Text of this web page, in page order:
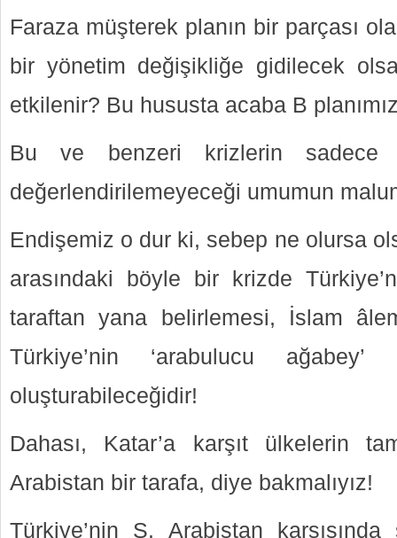
Faraza müşterek planın bir parçası
bir yönetim değişikliğe gidilecek
etkilenir? Bu hususta acaba B
Bu ve benzeri krizlerin sadece
değerlendirilemeyeceği umumun
Endişemiz o dur ki, sebep ne olursa
arasındaki böyle bir krizde
taraftan yana belirlemesi, İslam
Türkiye’nin ‘arabulucu
oluşturabileceğidir!
Dahası, Katar’a karşıt ülkelerin
Arabistan bir tarafa, diye bakmalıyız!
Türkiye’nin S. Arabistan